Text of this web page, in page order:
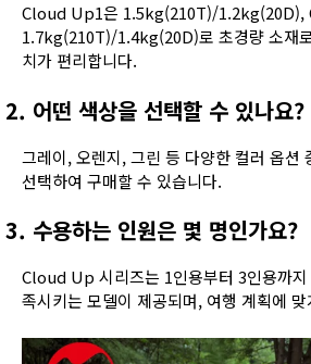
Cloud Up1은 1.5kg(210T)/1.2kg(20D),
1.7kg(210T)/1.4kg(20D)로 초경량 소재
치가 편리합니다.
2. 어떤 색상을 선택할 수 있나요?
그레이, 오렌지, 그린 등 다양한 컬러 옵션
선택하여 구매할 수 있습니다.
3. 수용하는 인원은 몇 명인가요?
Cloud Up 시리즈는 1인용부터 3인용까
족시키는 모델이 제공되며, 여행 계획에